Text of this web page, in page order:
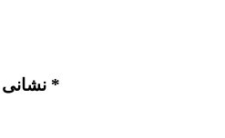
نشانی ایمیل شما منتشر نخواهد شد. بخش‌های موردنیاز علامت‌گذاری شده‌اند *